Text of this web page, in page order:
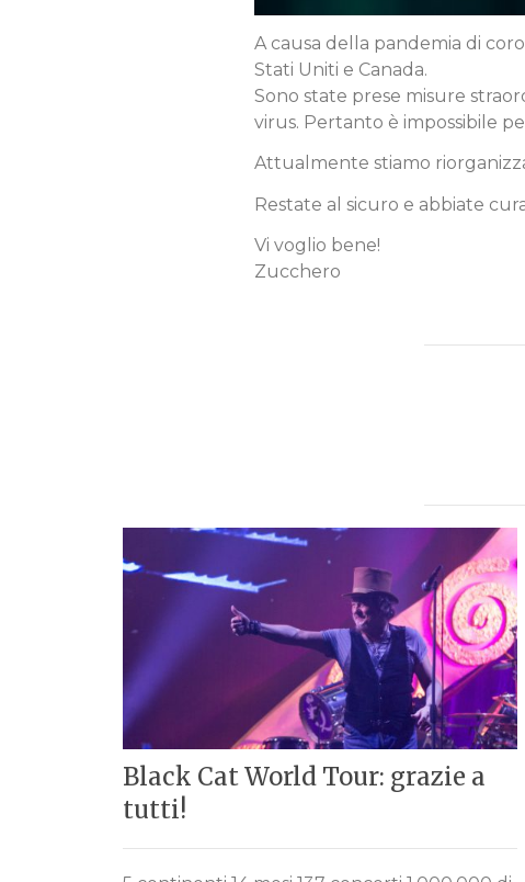
A causa della pandemia di
Stati Uniti e Canada.
Sono state prese misure
virus. Pertanto è impossibile
Attualmente stiamo
Restate al sicuro e abbiate
Vi voglio bene!
Zucchero
Black Cat World Tour: grazie a
tutti!